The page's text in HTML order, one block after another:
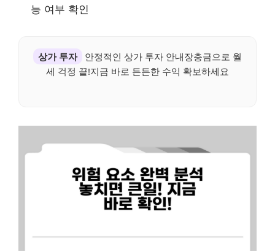
능 여부 확인
상가 투자
안정적인 상가 투자 안내장충금으로 월
세 걱정 끝!지금 바로 든든한 수익 확보하세요